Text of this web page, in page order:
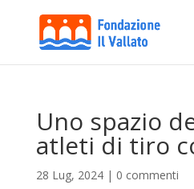
Uno spazio
atleti di tiro
28 Lug, 2024| 0 commenti